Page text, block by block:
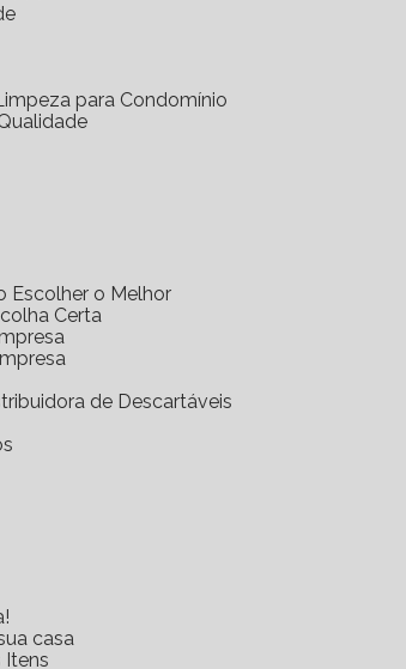
para Condomínio
Escolher o Melhor
Certa
de Descartáveis
casa
Itens